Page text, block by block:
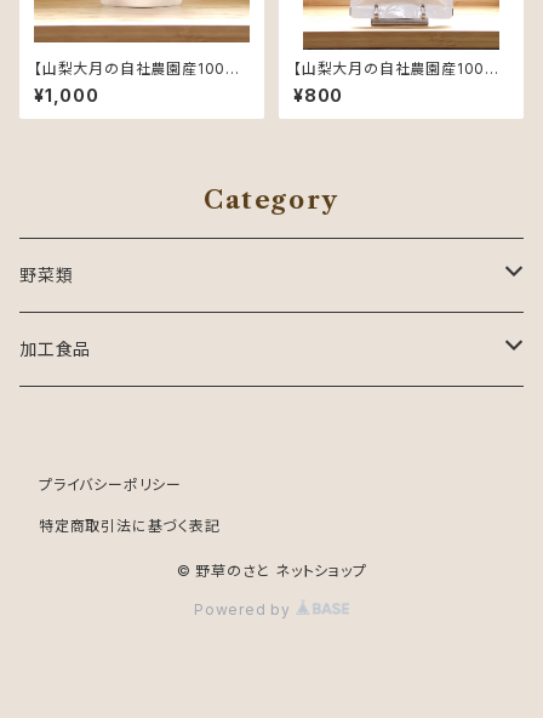
【山梨大月の自社農園産100%】
【農薬不使用】秋ウコン100粒
【お試しサイズ】
¥1,000
【山梨大月の自社農園産100%】
【農薬不使用】ヤーコン茶3gｘ1
0包 【ティーバック入り】【お試
しサイズ】
¥800
Category
野菜類
豆類
加工食品
ウコン
ハーブ類
プライバシーポリシー
特定商取引法に基づく表記
© 野草のさと ネットショップ
Powered by